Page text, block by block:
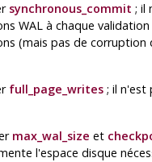
synchronous_commit ; il
WALà chaque
(mais pas de
full_page_writes; il n'est
max_wal_size et
l'espace disque